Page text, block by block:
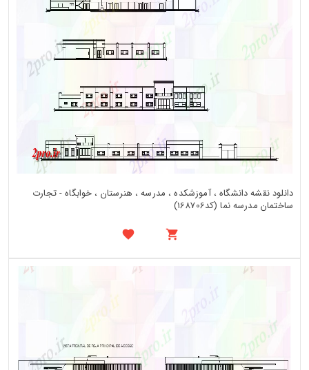
دانلود نقشه دانشگاه ، آموزشکده ، مدرسه ، هنرستان ، خوابگاه - تجارت
ساختمان مدرسه نما (کد168706)